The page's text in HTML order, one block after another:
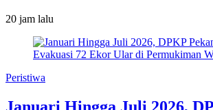
20 jam lalu
Peristiwa